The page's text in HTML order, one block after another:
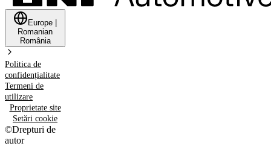
Europe
Romanian
România
Politica de
confidențialitate
Termeni de
utilizare
Proprietate site
Setări cookie
©Drepturi de
autor